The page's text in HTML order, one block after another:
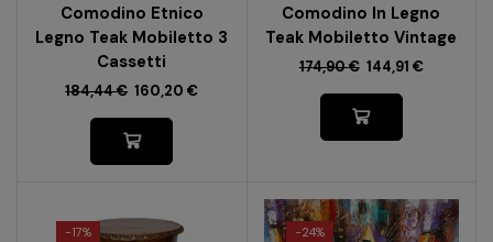
Comodino Etnico
Legno Teak Mobiletto 3
Cassetti
184,44€ 160,20€
Comodino In Legno
Teak Mobiletto Vintage
174,90€ 144,91 €
-17% -24%